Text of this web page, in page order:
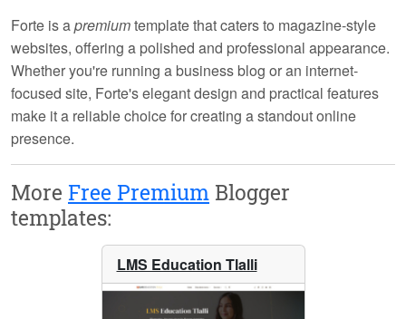
Forte is apremiumtemplate that caters to magazine-style
websites, offering a polished and professional appearance.
Whether you're running a business blog or an internet-
focused site, Forte's elegant design and practical features
make it a reliable choice for creating a standout online
presence.
More Free Premium Blogger
templates:
LMS Education Tlalli